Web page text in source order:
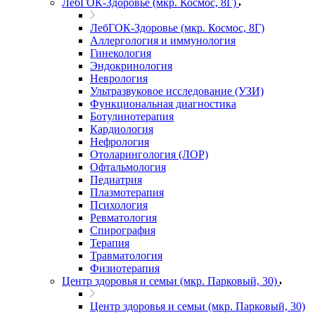
ЛебГОК-Здоровье (мкр. Космос, 8Г)
ЛебГОК-Здоровье (мкр. Космос, 8Г)
Аллергология и иммунология
Гинекология
Эндокринология
Неврология
Ультразвуковое исследование (УЗИ)
Функциональная диагностика
Ботулинотерапия
Кардиология
Нефрология
Отоларингология (ЛОР)
Офтальмология
Педиатрия
Плазмотерапия
Психология
Ревматология
Спирография
Терапия
Травматология
Физиотерапия
Центр здоровья и семьи (мкр. Парковый, 30)
Центр здоровья и семьи (мкр. Парковый, 30)